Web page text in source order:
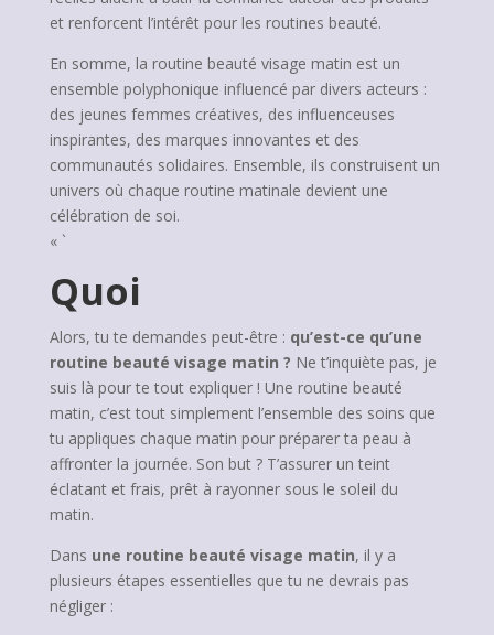
et renforcent l’intérêt pour les routines beauté.
En somme, la routine beauté visage matin est un
ensemble polyphonique influencé par divers acteurs :
des jeunes femmes créatives, des influenceuses
inspirantes, des marques innovantes et des
communautés solidaires. Ensemble, ils construisent un
univers où chaque routine matinale devient une
célébration de soi.
« `
Quoi
Alors, tu te demandes peut-être : qu’est-ce qu’une
routine beauté visage matin ? Ne t’inquiète pas, je
suis là pour te tout expliquer ! Une routine beauté
matin, c’est tout simplement l’ensemble des soins que
tu appliques chaque matin pour préparer ta peau à
affronter la journée. Son but ? T’assurer un teint
éclatant et frais, prêt à rayonner sous le soleil du
matin.
Dans une routine beauté visage matin, il y a
plusieurs étapes essentielles que tu ne devrais pas
négliger :